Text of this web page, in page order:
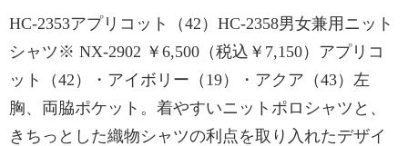
HC-2353アプリコット（42）HC-2358男女兼用ニット
シャツ※ NX-2902 ￥6,500（税込￥7,150）アプリコ
ット（42）・アイボリー（19）・アクア（43）左
胸、両脇ポケット。着やすいニットポロシャツと、
きちっとした織物シャツの利点を取り入れたデザイ